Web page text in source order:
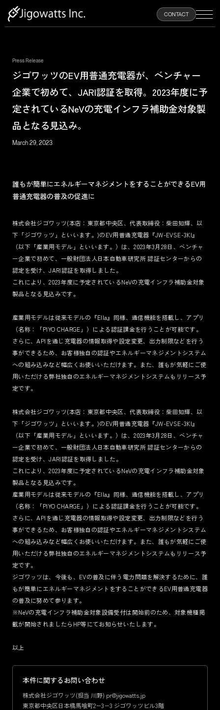
100HOME
ABOUT
PRODUCTS
RECRUIT
CONTACT
TERMS
PRIVACY POLICY
LEGAL
CONTACT
Press Release
ジゴワッツのEV用普通充電器が、ベンチャー
企業で初めて、JARI認証を取得。2023年度に予
定されているNeVの充電インフラ補助金対象製
品となる見込み。
March 29, 2023
誰もが簡単にエネルギーマネジメントをすることができるEV用
普通充電器の普及の促進に
株式会社ジゴワッツ(本店：東京都中央区、代表取締役：柴田知輝、以
下「ジゴワッツ」といいます。)のEV用普通充電器『JW-EVSE-3KI』
（以下「産業用モデル」といいます。）は、2023年3月28日、ベンチャ
ー企業で初めて、一般財団法人日本自動車研究所 認証センターからの
認定を受け、JARI認証を取得しました。
これにより、2023年度に予定されているNeVの充電インフラ補助金対象
製品となる見込みです。
産業用モデルは従来モデルの『Ella』同様、通信機能を搭載し、アプリ
（名称：「PIYO CHARGE」）による認証課金を行うことが可能です。
さらに、APIを通じ充電器の情報取得や設定変更、出力制限などを行う
事ができるため、お客様独自の認証やエネルギーマネジメントシステム
への組み込みなど幅広くお使いいただけます。また、誰もが気軽にご使
用いただける弊社独自のエネルギーマネジメントシステムもリリース予
定です。
株式会社ジゴワッツ(本店：東京都中央区、代表取締役：柴田知輝、以
下「ジゴワッツ」といいます。)のEV用普通充電器『JW-EVSE-3KI』
（以下「産業用モデル」といいます。）は、2023年3月28日、ベンチャ
ー企業で初めて、一般財団法人日本自動車研究所 認証センターからの
認定を受け、JARI認証を取得しました。
これにより、2023年度に予定されているNeVの充電インフラ補助金対象
製品となる見込みです。
産業用モデルは従来モデルの『Ella』同様、通信機能を搭載し、アプリ
（名称：「PIYO CHARGE」）による認証課金を行うことが可能です。
さらに、APIを通じ充電器の情報取得や設定変更、出力制限などを行う
事ができるため、お客様独自の認証やエネルギーマネジメントシステム
への組み込みなど幅広くお使いいただけます。また、誰もが気軽にご使
用いただける弊社独自のエネルギーマネジメントシステムもリリース予
定です。
ジゴワッツは、今後も、EVの普及に伴う電力問題を解決するために、誰
もが簡単にエネルギーマネジメントをすることができるEV用普通充電器
の普及に努めて参ります。
※NeVの充電インフラ補助金対象設備受付は開始前のため、対象機種掲
載が開始されましたらHP等にてお知らせいたします。
以上
本件に関するお問い合わせ
株式会社ジゴワッツ(担当 川野) pr@jigowatts.jp
東京都中央区日本橋馬喰町2−3−3 ジゴワッツビル3階